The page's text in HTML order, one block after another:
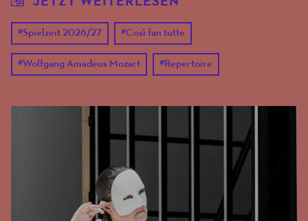
#Spielzeit 2026/27 #Così fan tutte
#Wolfgang Amadeus Mozart #Repertoire